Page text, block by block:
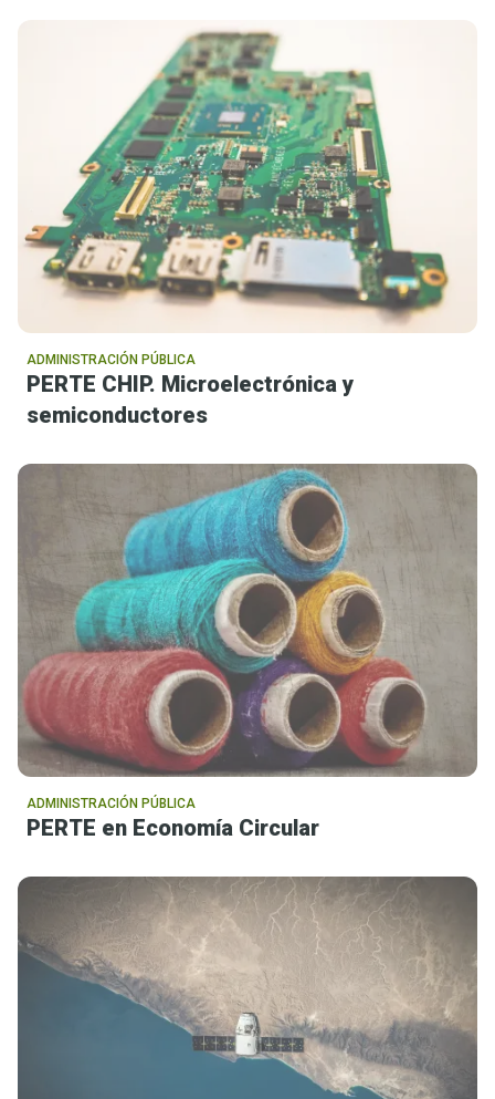
ADMINISTRACIÓN PÚBLICA
PERTE CHIP. Microelectrónica y
semiconductores
ADMINISTRACIÓN PÚBLICA
PERTE en Economía Circular